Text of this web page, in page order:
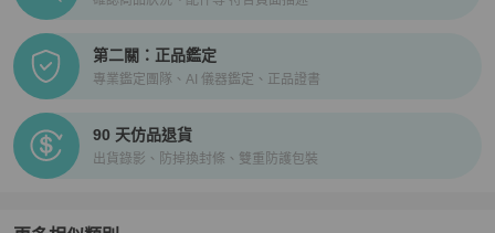
第二關：正品鑑定
專業鑑定團隊、AI 儀器鑑定、正品證書
90 天仿品退貨
出貨錄影、防掉換封條、雙重防護包裝